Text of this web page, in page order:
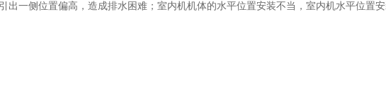
侧位置偏高，造成排水困难；室内机机体的水平位置安装不当，室内机水平位置